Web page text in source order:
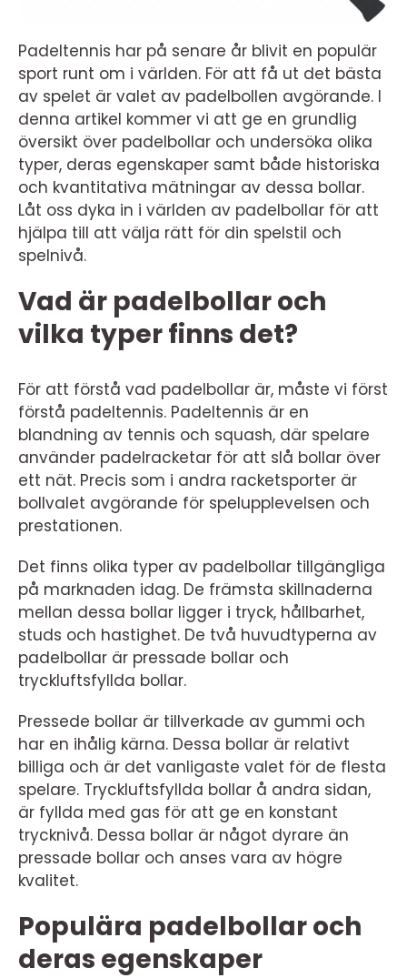
Padeltennis har på senare år blivit en populär
sport runt om i världen. För att få ut det bästa
av spelet är valet av padelbollen avgörande. I
denna artikel kommer vi att ge en grundlig
översikt över padelbollar och undersöka olika
typer, deras egenskaper samt både historiska
och kvantitativa mätningar av dessa bollar.
Låt oss dyka in i världen av padelbollar för att
hjälpa till att välja rätt för din spelstil och
spelnivå.
Vad är padelbollar och
vilka typer finns det?
För att förstå vad padelbollar är, måste vi först
förstå padeltennis. Padeltennis är en
blandning av tennis och squash, där spelare
använder padelracketar för att slå bollar över
ett nät. Precis som i andra racketsporter är
bollvalet avgörande för spelupplevelsen och
prestationen.
Det finns olika typer av padelbollar tillgängliga
på marknaden idag. De främsta skillnaderna
mellan dessa bollar ligger i tryck, hållbarhet,
studs och hastighet. De två huvudtyperna av
padelbollar är pressade bollar och
tryckluftsfyllda bollar.
Pressede bollar är tillverkade av gummi och
har en ihålig kärna. Dessa bollar är relativt
billiga och är det vanligaste valet för de flesta
spelare. Tryckluftsfyllda bollar å andra sidan,
är fyllda med gas för att ge en konstant
trycknivå. Dessa bollar är något dyrare än
pressade bollar och anses vara av högre
kvalitet.
Populära padelbollar och
deras egenskaper